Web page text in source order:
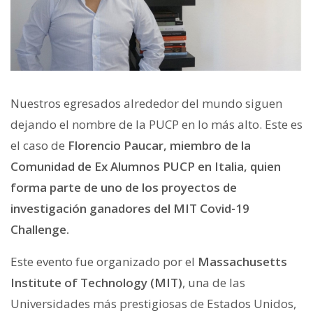
Nuestros egresados alrededor del mundo siguen
dejando el nombre de la PUCP en lo más alto. Este es
el caso de Florencio Paucar, miembro de la
Comunidad de Ex Alumnos PUCP en Italia, quien
forma parte de uno de los proyectos de
investigación ganadores del MIT Covid-19
Challenge.
Este evento fue organizado por el Massachusetts
Institute of Technology (MIT), una de las
Universidades más prestigiosas de Estados Unidos,